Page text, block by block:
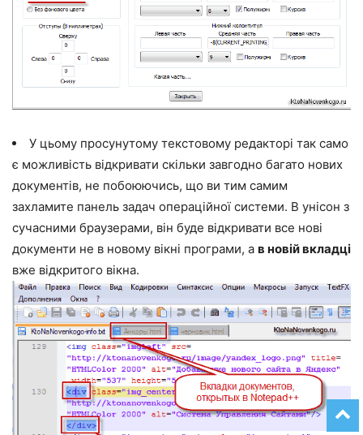
У цьому просунутому текстовому редакторі так само
є можливість відкривати скільки завгодно багато нових
документів, не побоюючись, що ви тим самим
захламите панель задач операційної системи. В унісон з
сучасними браузерами, він буде відкривати все нові
документи не в новому вікні програми, а в новій вкладці
вже відкритого вікна.